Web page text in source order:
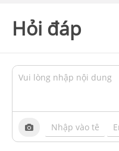
Hỏi đáp